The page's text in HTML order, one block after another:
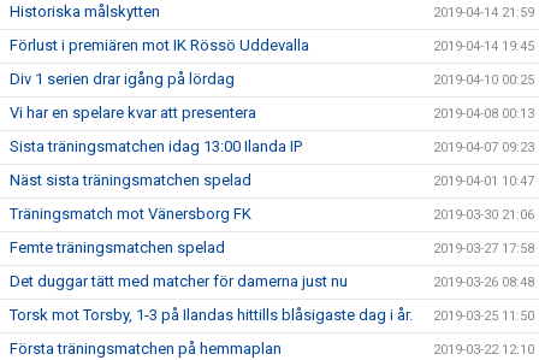
Historiska målskytten 2019-04-14 21:59
Förlust i premiären mot IK Rössö Uddevalla 2019-04-14 19:45
Div 1 serien drar igång på lördag 2019-04-10 00:25
Vi har en spelare kvar att presentera 2019-04-08 00:13
Sista träningsmatchen idag 13:00 Ilanda IP 2019-04-07 09:23
Näst sista träningsmatchen spelad 2019-04-01 10:47
Träningsmatch mot Vänersborg FK 2019-03-30 21:06
Femte träningsmatchen spelad 2019-03-27 17:58
Det duggar tätt med matcher för damerna just nu 2019-03-26 08:48
Torsk mot Torsby, 1-3 på Ilandas hittills blåsigaste dag i år. 2019-03-25 11:50
Första träningsmatchen på hemmaplan 2019-03-22 12:10